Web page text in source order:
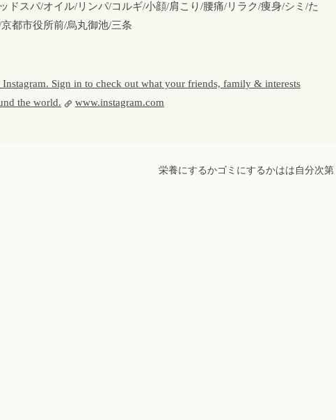
ドスパ/オイル/リンパ/コルギ/小顔/肩こり/腰痛/リラク/痩身/シミ/た
都市役所前/烏丸御池/三条
Sign in to check out what your friends, family & interests
the world.
www.instagram.com
栄養にするかゴミにするかはは自分次第